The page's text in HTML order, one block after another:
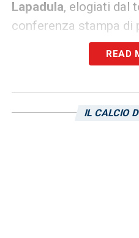
Lapadula, elogiati dal
conferenza stampa di
seguire si sta
dopo aver concluso
Mancosu .
READ
IL CALCIO